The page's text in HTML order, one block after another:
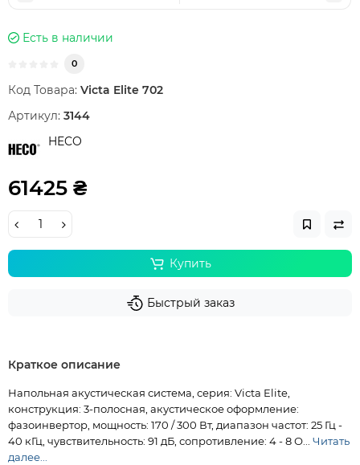
Есть в наличии
0
Код Товара: Victa Elite 702
Артикул: 3144
HECO
61425 ₴
Купить
Быстрый заказ
Краткое описание
Напольная акустическая система, серия: Victa Elite,
конструкция: 3-полосная, акустическое оформление:
фазоинвертор, мощность: 170 / 300 Вт, диапазон частот: 25 Гц -
40 кГц, чувствительность: 91 дБ, сопротивление: 4 - 8 О... Читать
далее...